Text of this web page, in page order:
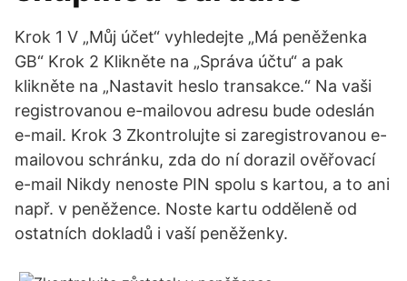
Krok 1 V „Můj účet“ vyhledejte „Má peněženka
GB“ Krok 2 Klikněte na „Správa účtu“ a pak
klikněte na „Nastavit heslo transakce.“ Na vaši
registrovanou e-mailovou adresu bude odeslán
e-mail. Krok 3 Zkontrolujte si zaregistrovanou e-
mailovou schránku, zda do ní dorazil ověřovací
e-mail Nikdy nenoste PIN spolu s kartou, a to ani
např. v peněžence. Noste kartu odděleně od
ostatních dokladů i vaší peněženky.